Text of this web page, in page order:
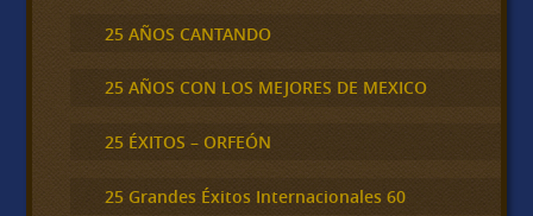
25 AÑOS CANTANDO
25 AÑOS CON LOS MEJORES DE MEXICO
25 ÉXITOS – ORFEÓN
25 Grandes Éxitos Internacionales 60